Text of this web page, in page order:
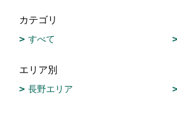
カテゴリ
すべて
エリア別
長野エリア